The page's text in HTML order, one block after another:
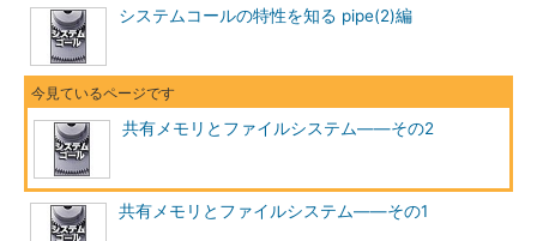
システムコールの特性を知る pipe(2)編
共有メモリとファイルシステム――その2
共有メモリとファイルシステム――その1